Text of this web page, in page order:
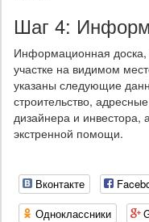
Шаг 4:
Информационная
участке на видимом
указаны следующие
строительство,
дизайнера и
экстренной помощи.
Вконтакте
Одноклассники